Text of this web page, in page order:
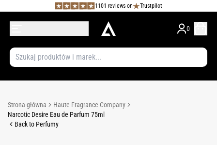
1101 reviews on Trustpilot
0
Strona główna
Haute Fragrance Company
Narcotic Desire Eau de Parfum 75ml
Back to Perfumy